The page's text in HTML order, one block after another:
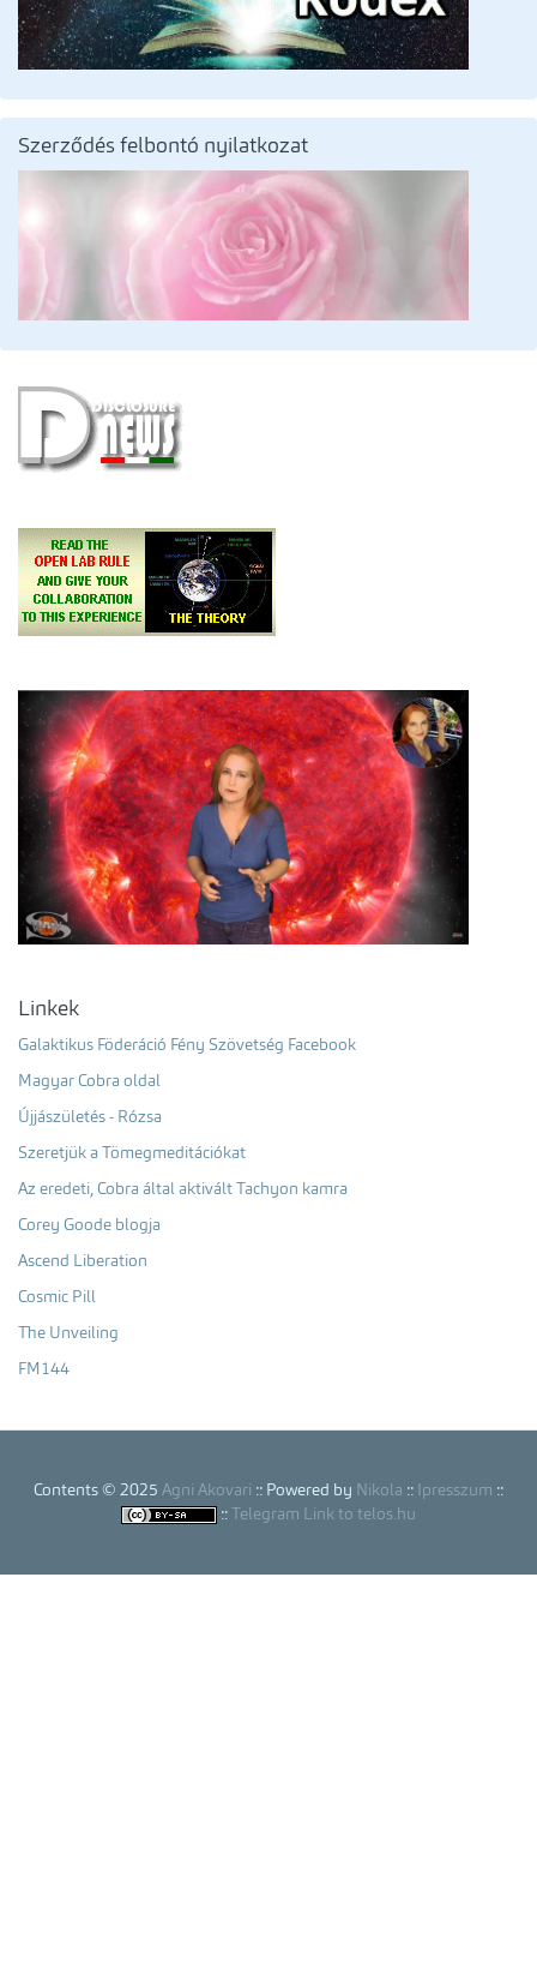
Szerződés felbontó nyilatkozat
Linkek
Galaktikus Föderáció Fény Szövetség Facebook
Magyar Cobra oldal
Újjászületés - Rózsa
Szeretjük a Tömegmeditációkat
Az eredeti, Cobra által aktivált Tachyon kamra
Corey Goode blogja
Ascend Liberation
Cosmic Pill
The Unveiling
FM144
Contents © 2025 Agni Akovari :: Powered by Nikola :: Ipresszum ::
:: Telegram Link to telos.hu